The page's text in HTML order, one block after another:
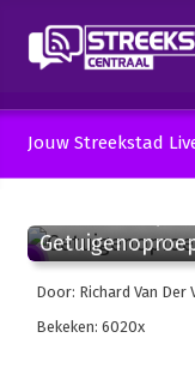
Jouw Streekstad
Door: Richard Van Der
Bekeken: 6020x